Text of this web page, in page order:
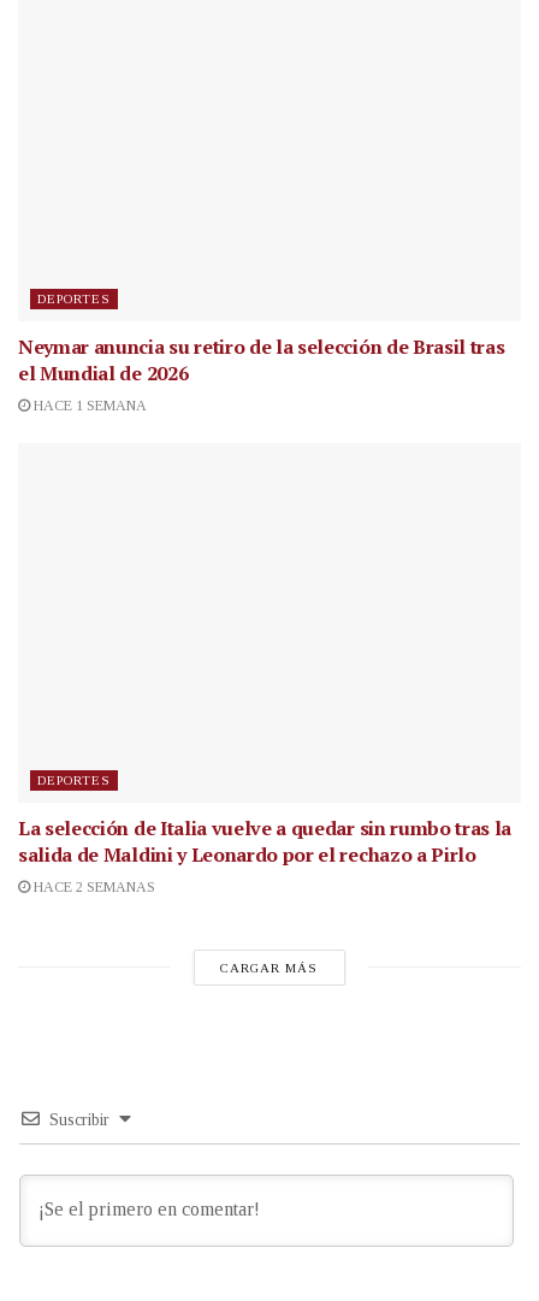
DEPORTES
Neymar anuncia su retiro de la selección de Brasil tras
el Mundial de 2026
HACE 1 SEMANA
DEPORTES
La selección de Italia vuelve a quedar sin rumbo tras la
salida de Maldini y Leonardo por el rechazo a Pirlo
HACE 2 SEMANAS
CARGAR MÁS
Suscribir